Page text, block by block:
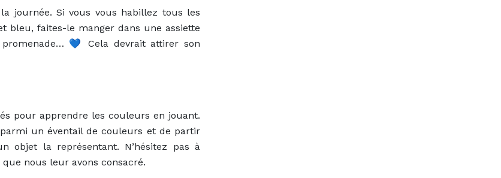
journée. Si vous vous habillez tous les
bleu, faites-le manger dans une assiette
💙 Cela devrait attirer son
pour apprendre les couleurs en jouant.
un éventail de couleurs et de partir
objet la représentant. N’hésitez pas à
que nous leur avons consacré.